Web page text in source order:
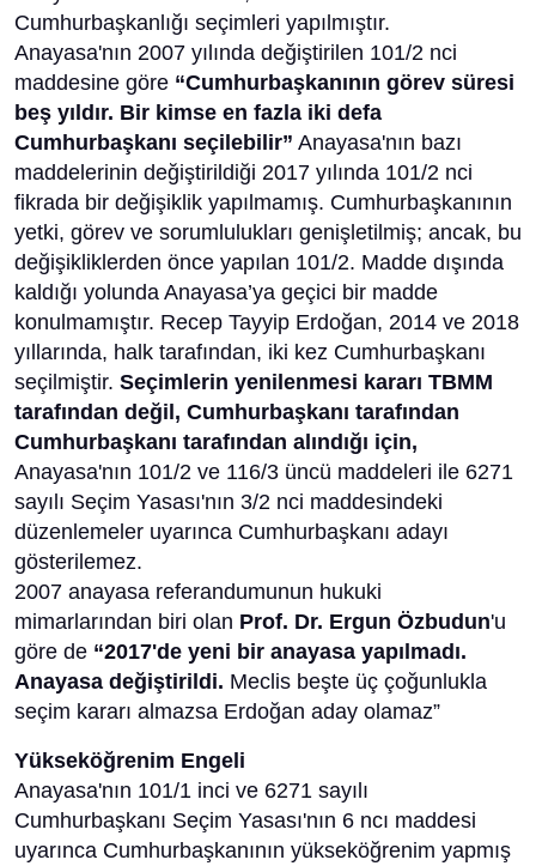
Cumhurbaşkanlığı seçimleri yapılmıştır.
Anayasa'nın 2007 yılında değiştirilen 101/2 nci
maddesine göre “Cumhurbaşkanının görev süresi
beş yıldır. Bir kimse en fazla iki defa
Cumhurbaşkanı seçilebilir” Anayasa'nın bazı
maddelerinin değiştirildiği 2017 yılında 101/2 nci
fikrada bir değişiklik yapılmamış. Cumhurbaşkanının
yetki, görev ve sorumlulukları genişletilmiş; ancak, bu
değişikliklerden önce yapılan 101/2. Madde dışında
kaldığı yolunda Anayasa’ya geçici bir madde
konulmamıştır. Recep Tayyip Erdoğan, 2014 ve 2018
yıllarında, halk tarafından, iki kez Cumhurbaşkanı
seçilmiştir. Seçimlerin yenilenmesi kararı TBMM
tarafından değil, Cumhurbaşkanı tarafından
Cumhurbaşkanı tarafından alındığı için,
Anayasa'nın 101/2 ve 116/3 üncü maddeleri ile 6271
sayılı Seçim Yasası'nın 3/2 nci maddesindeki
düzenlemeler uyarınca Cumhurbaşkanı adayı
gösterilemez.
2007 anayasa referandumunun hukuki
mimarlarından biri olan Prof. Dr. Ergun Özbudun'u
göre de “2017'de yeni bir anayasa yapılmadı.
Anayasa değiştirildi. Meclis beşte üç çoğunlukla
seçim kararı almazsa Erdoğan aday olamaz”
Yükseköğrenim Engeli
Anayasa'nın 101/1 inci ve 6271 sayılı
Cumhurbaşkanı Seçim Yasası'nın 6 ncı maddesi
uyarınca Cumhurbaşkanının yükseköğrenim yapmış